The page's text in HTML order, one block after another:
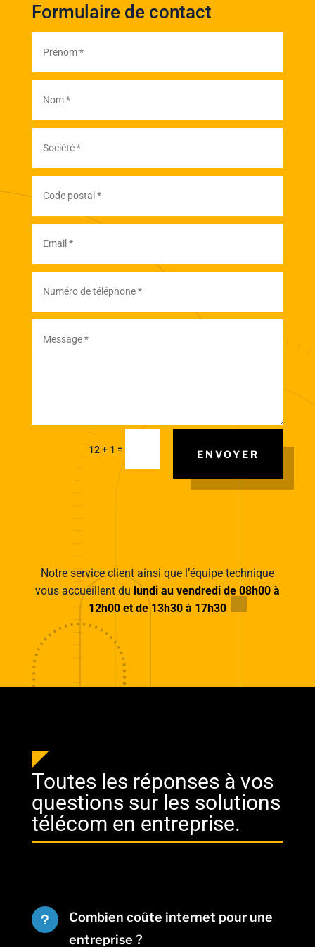
Formulaire de contact
12 + 1 = ENVOYER
Notre service client ainsi que l’équipe technique
vous accueillent du lundi au vendredi de 08h00 à
12h00 et de 13h30 à 17h30
Toutes les réponses à vos
questions sur les solutions
télécom en entreprise.
u
Combien coûte internet pour une
entreprise ?